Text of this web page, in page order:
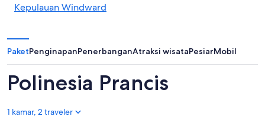
Kepulauan Windward
PaketPenginapanPenerbanganAtraksi wisataPesiarMobil
Polinesia Prancis
1 kamar, 2 traveler